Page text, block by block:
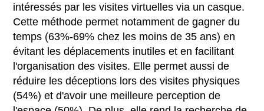
intéressés par les visites virtuelles via un casque.
Cette méthode permet notamment de gagner du
temps (63%-69% chez les moins de 35 ans) en
évitant les déplacements inutiles et en facilitant
l'organisation des visites. Elle permet aussi de
réduire les déceptions lors des visites physiques
(54%) et d'avoir une meilleure perception de